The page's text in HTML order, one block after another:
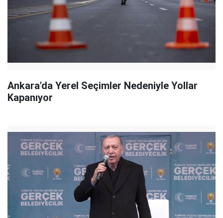
Ankara'da Yerel Seçimler Nedeniyle Yollar
Kapanıyor